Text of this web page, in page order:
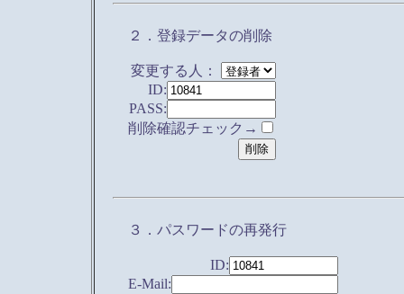
２．登録データの削除
変更する人：
ID:
PASS:
削除確認チェック→
３．パスワードの再発行
ID:
E-Mail: